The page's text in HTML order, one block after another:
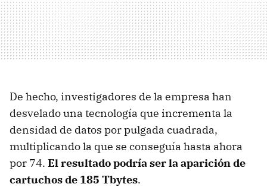
De hecho, investigadores de la empresa han
desvelado una tecnología que incrementa la
densidad de datos por pulgada cuadrada,
multiplicando la que se conseguía hasta ahora
por 74. El resultado podría ser la aparición de
cartuchos de 185 Tbytes.